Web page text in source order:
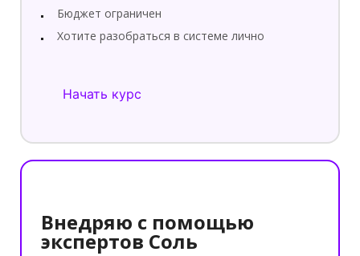
Бюджет ограничен
Хотите разобраться в системе лично
Начать курс
Внедряю с помощью
экспертов Соль